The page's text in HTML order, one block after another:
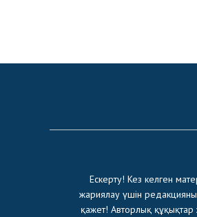
Ескерту! Кез келген
жариялау үшін
қажет! Авторлық